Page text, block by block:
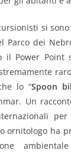
si
Parco dei
il Power
lo “Spoon
Un
per
ornitologo ha